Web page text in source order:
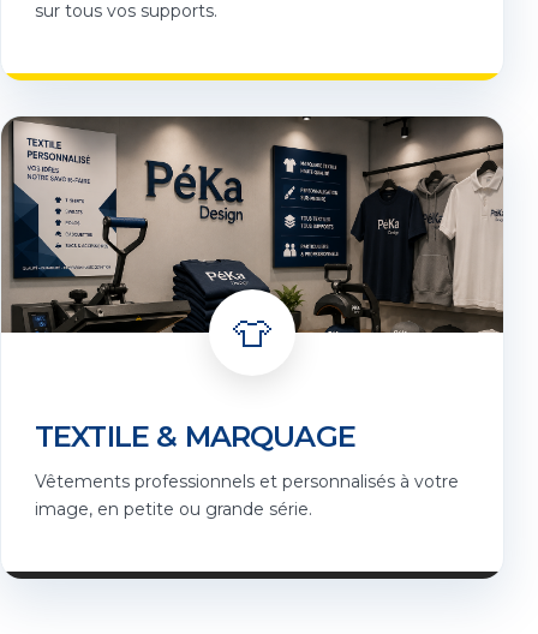
sur tous vos supports.
👕
TEXTILE & MARQUAGE
Vêtements professionnels et personnalisés à votre
image, en petite ou grande série.